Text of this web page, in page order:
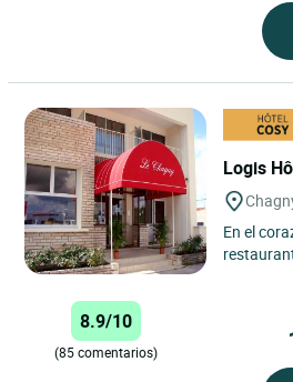
Logis
En el
8.9/10
(85 comentarios)